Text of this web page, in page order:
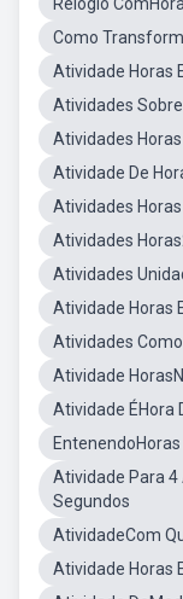
Como
Atividade Horas
Atividades
Atividades
Atividade De
Atividades
Atividades
Atividades
Atividade Horas
Atividades
Atividade
Atividade ÉHora
Atividade Para 4
Segundos
AtividadeCom
Atividade Horas